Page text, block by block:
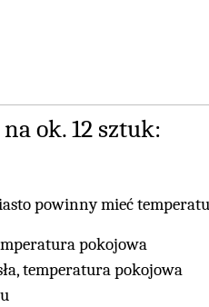
ok. 12 sztuk:
powinny mieć
pokojowa
temperatura pokojowa